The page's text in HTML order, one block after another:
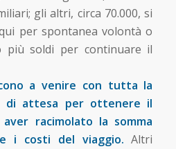
gli altri, circa 70.000, si
per spontanea volontà o
più soldi per continuare il
a venire con tutta la
di attesa per ottenere il
racimolato la somma
i costi del viaggio. Altri